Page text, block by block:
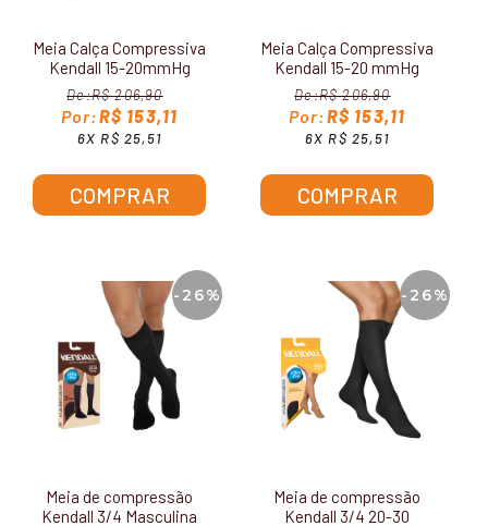
Meia Calça Compressiva
Kendall 15-20mmHg
Sem Ponteira 1701
R$ 206,90
R$ 153,11
6X R$ 25,51
COMPRAR
Meia Calça Compressiva
Kendall 15-20 mmHg
1631
R$ 206,90
R$ 153,11
6X R$ 25,51
COMPRAR
-26%
Meia de compressão
Kendall 3/4 Masculina
-26%
Meia de compressão
Kendall 3/4 20-30